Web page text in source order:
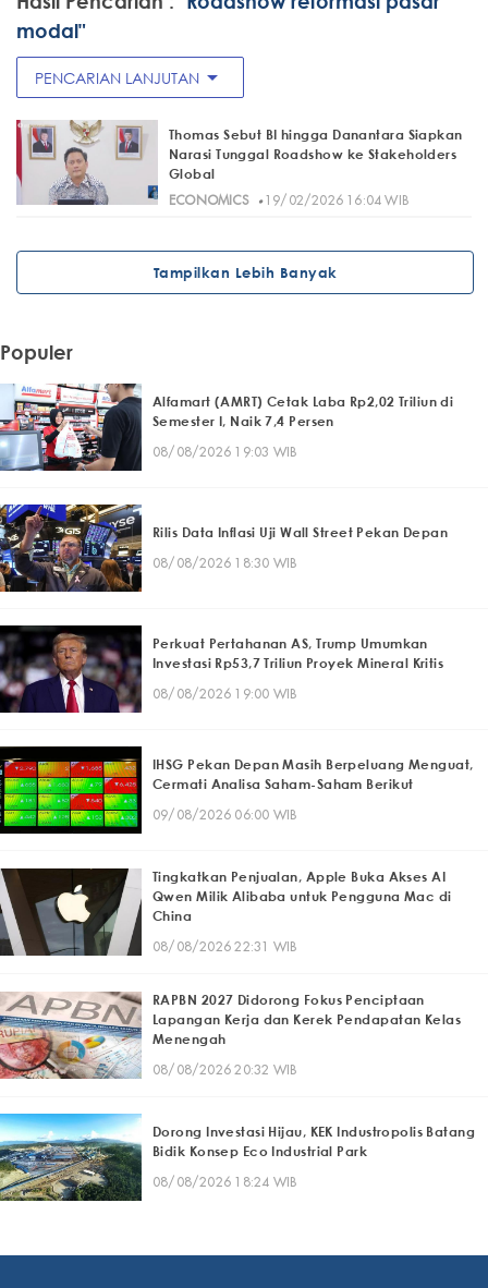
modal"
PENCARIAN LANJUTAN arrow_drop_down
Thomas Sebut BI hingga Danantara Siapkan
Narasi Tunggal Roadshow ke Stakeholders
Global
ECONOMICS· 19/02/2026 16:04 WIB
Tampilkan Lebih Banyak
Populer
Alfamart (AMRT) Cetak Laba Rp2,02 Triliun di
Semester I, Naik 7,4 Persen
08/08/2026 19:03 WIB
Rilis Data Inflasi Uji Wall Street Pekan Depan
08/08/2026 18:30 WIB
Perkuat Pertahanan AS, Trump Umumkan
Investasi Rp53,7 Triliun Proyek Mineral Kritis
08/08/2026 19:00 WIB
IHSG Pekan Depan Masih Berpeluang Menguat,
Cermati Analisa Saham-Saham Berikut
09/08/2026 06:00 WIB
Tingkatkan Penjualan, Apple Buka Akses AI
Qwen Milik Alibaba untuk Pengguna Mac di
China
08/08/2026 22:31 WIB
RAPBN 2027 Didorong Fokus Penciptaan
Lapangan Kerja dan Kerek Pendapatan Kelas
Menengah
08/08/2026 20:32 WIB
Dorong Investasi Hijau, KEK Industropolis Batang
Bidik Konsep Eco Industrial Park
08/08/2026 18:24 WIB